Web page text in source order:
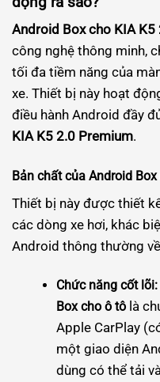
Android Box cho KIA K5
công nghệ thông minh,
tối đa tiềm năng của
xe. Thiết bị này hoạt
điều hành Android đầy
KIA K5 2.0 Premium.
Bản chất của Android
Thiết bị này được thiết
các dòng xe hơi, khác
Android thông thường
Chức năng cốt lõi:
Box cho ô tôlà
Apple CarPlay
một giao diện
dùng có thể tải